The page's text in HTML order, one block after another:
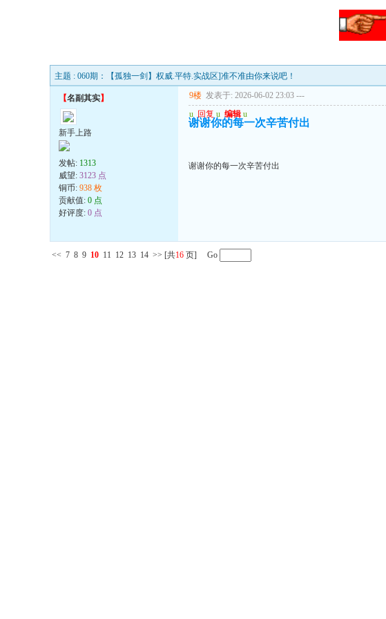
主题 : 060期：【孤独一剑】权威.平特.实战区]准不准由你来说吧！
【名副其实】
新手上路
发帖: 1313
威望: 3123 点
铜币: 938 枚
贡献值: 0 点
好评度: 0 点
9楼 发表于: 2026-06-02 23:03 ---
u 回复 u 编辑 u
谢谢你的每一次辛苦付出
谢谢你的每一次辛苦付出
<< 7 8 9 10 11 12 13 14 >> [共16 页] Go